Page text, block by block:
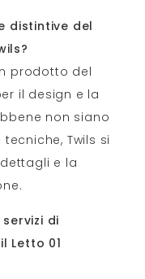
distintive del
prodotto del
il design e la
non siano
Twils si
e la
di
Letto 01